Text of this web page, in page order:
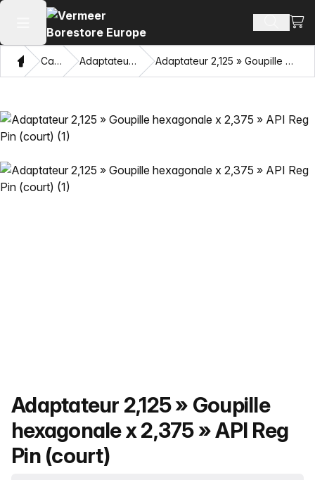
Ouvrir le menu principal
Voir
Domicile
Catalogue Adaptateurs et œillets tirants Adaptateur 2,125 » Goupille hexagonale x 2,375 » API Reg Pin (court)
Nom du produit
Adaptateur 2,125 » Goupille
hexagonale x 2,375 » API Reg
Pin (court)